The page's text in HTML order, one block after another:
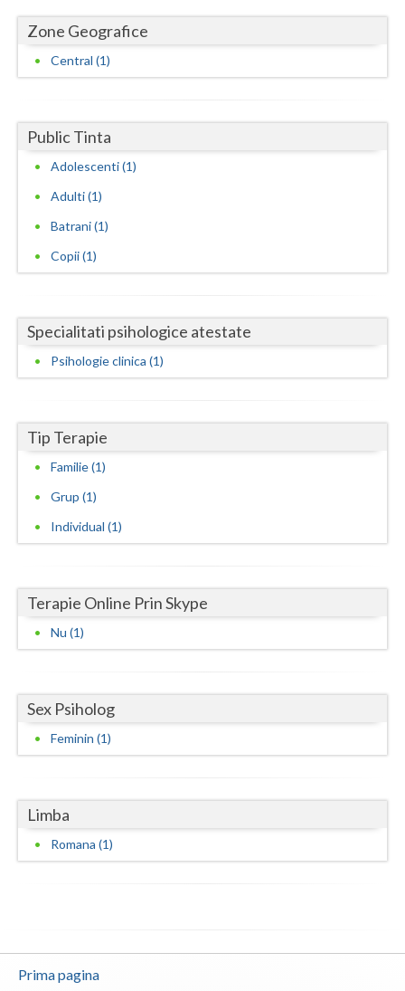
Dolj
Galati
Gorj
Hunedoara
Ialomita
Maramures
Mehedinti
Neamt
Prahova
Satu-Mare
Sibiu
Teleorman
Timis
Valcea
Vaslui
Zone Geografice
Central (1)
Public Tinta
Adolescenti (1)
Adulti (1)
Batrani (1)
Copii (1)
Specialitati psihologice atestate
Psihologie clinica (1)
Tip Terapie
Familie (1)
Grup (1)
Individual (1)
Terapie Online Prin Skype
Nu (1)
Sex Psiholog
Feminin (1)
Limba
Romana (1)
Prima pagina